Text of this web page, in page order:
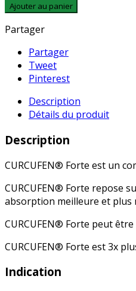
Ajouter au panier
Partager
Partager
Tweet
Pinterest
Description
Détails du produit
Description
CURCUFEN® Forte est un
CURCUFEN® Forte repose
absorption meilleure et plus
CURCUFEN® Forte peut
CURCUFEN® Forte est 3x
Indication